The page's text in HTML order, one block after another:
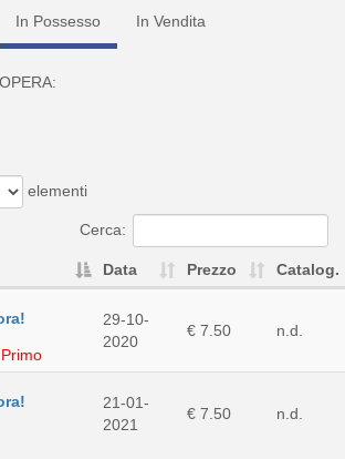
In Possesso In Vendita
elementi
Cerca:
Data Prezzo Catalog.
Primo
29-10-
2020
€ 7.50 n.d.
21-01-
2021
€ 7.50 n.d.